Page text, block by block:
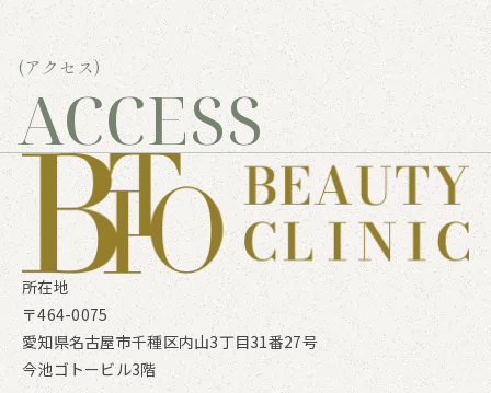
(アクセス)
ACCESS
所在地
〒464-0075
愛知県名古屋市千種区内山3丁目31番27号
今池ゴトービル3階